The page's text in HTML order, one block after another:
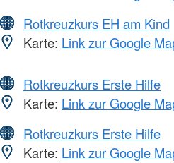
Rotkreuzkurs EH am Kind
Karte: Link zur Google
Rotkreuzkurs Erste Hilfe
Karte: Link zur Google
Rotkreuzkurs Erste Hilfe
Karte: Link zur Google